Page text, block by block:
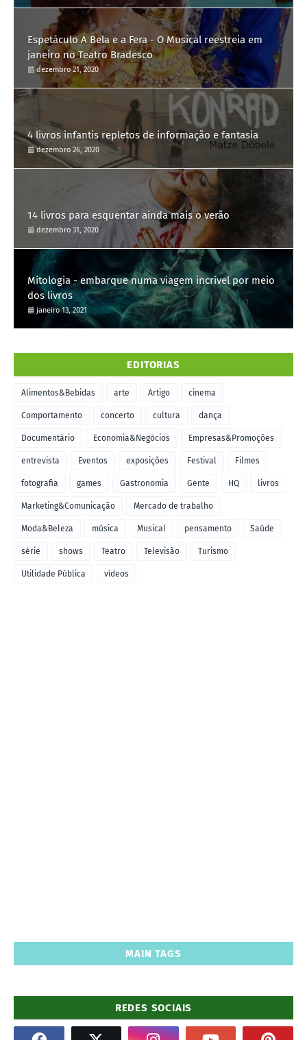
Espetáculo A Bela e a Fera - O Musical reestreia em
janeiro no Teatro Bradesco
dezembro 21, 2020
4 livros infantis repletos de informação e fantasia
dezembro 26, 2020
14 livros para esquentar ainda mais o verão
dezembro 31, 2020
Mitologia - embarque numa viagem incrível por meio
dos livros
janeiro 13, 2021
EDITORIAS
Alimentos&Bebidas arte Artigo cinema
Comportamento concerto cultura dança
Documentário Economia&Negócios Empresas&Promoções
entrevista Eventos exposições Festival Filmes
fotografia games Gastronomia Gente HQ livros
Marketing&Comunicação Mercado de trabalho
Moda&Beleza música Musical pensamento Saúde
série shows Teatro Televisão Turismo
Utilidade Pública vídeos
MAIN TAGS
REDES SOCIAIS